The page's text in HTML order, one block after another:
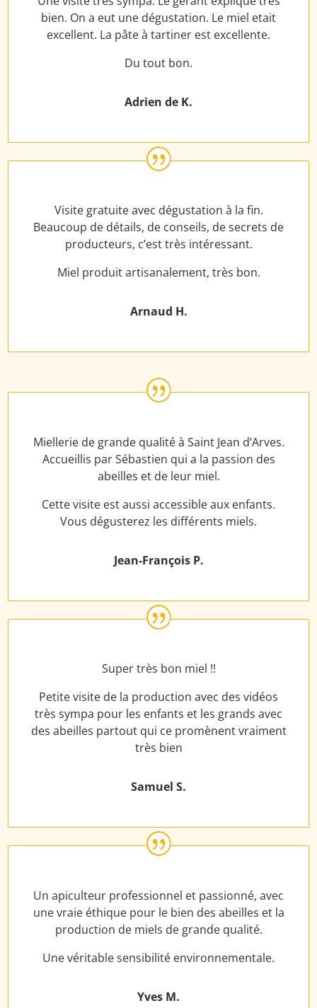
bien. On a eut une dégustation. Le miel etait
excellent. La pâte à tartiner est excellente.
Du tout bon.
Adrien de K.
|
Visite gratuite avec dégustation à la fin.
Beaucoup de détails, de conseils, de secrets de
producteurs, c’est très intéressant.
Miel produit artisanalement, très bon.
Arnaud H.
|
Miellerie de grande qualité à Saint Jean d’Arves.
Accueillis par Sébastien qui a la passion des
abeilles et de leur miel.
Cette visite est aussi accessible aux enfants.
Vous dégusterez les différents miels.
Jean-François P.
|
Super très bon miel !!
Petite visite de la production avec des vidéos
très sympa pour les enfants et les grands avec
des abeilles partout qui ce promènent vraiment
très bien
Samuel S.
|
Un apiculteur professionnel et passionné, avec
une vraie éthique pour le bien des abeilles et la
production de miels de grande qualité.
Une véritable sensibilité environnementale.
Yves M.